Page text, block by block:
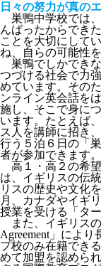
日々の努力が真の
巣鴨中学校では
んばったからでき
ことを大切にして
ね、自らの可能性
巣鴨でしかでき
つづける社会で力
めています。その
ンライン英会話を
施し、そこで身に
います。たとえば
ス人を講師に招き
行う５泊６日の「
者が参加できます。
高１・高２の希望
は、イギリスの伝
リスの歴史や文化
月、カナダやイギ
授業を受ける「タ
また、イギリスの
Agreement」によ
プ校のみ在籍でき
めて加盟を認めら